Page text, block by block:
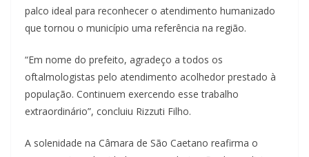
palco ideal para reconhecer o atendimento humanizado
que tornou o município uma referência na região.
“Em nome do prefeito, agradeço a todos os
oftalmologistas pelo atendimento acolhedor prestado à
população. Continuem exercendo esse trabalho
extraordinário”, concluiu Rizzuti Filho.
A solenidade na Câmara de São Caetano reafirma o